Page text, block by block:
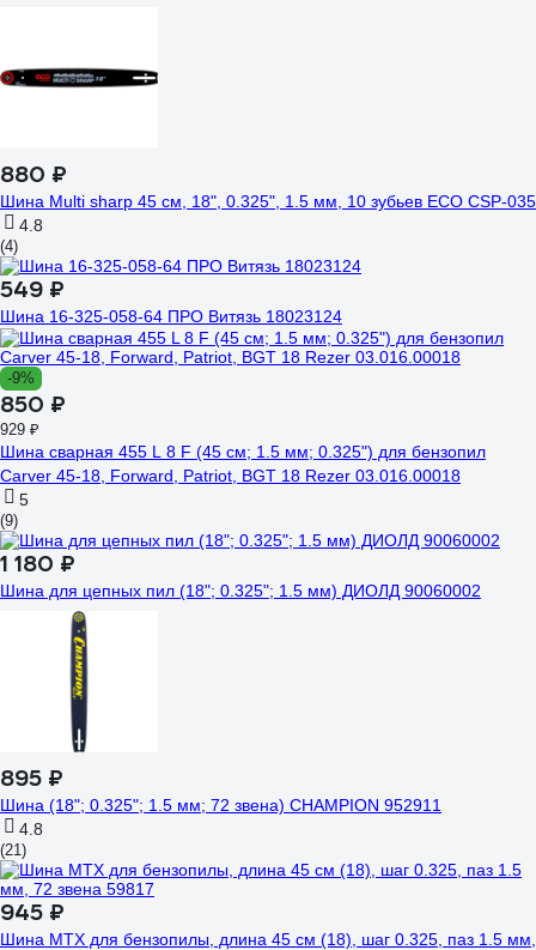
880 ₽
Шина Multi sharp 45 см, 18", 0.325", 1.5 мм, 10 зубьев ECO CSP-035
4.8
(4)
549 ₽
Шина 16-325-058-64 ПРО Витязь 18023124
-9%
850 ₽
929 ₽
Шина сварная 455 L 8 F (45 см; 1.5 мм; 0.325") для бензопил
Carver 45-18, Forward, Patriot, BGT 18 Rezer 03.016.00018
5
(9)
1 180 ₽
Шина для цепных пил (18"; 0.325"; 1.5 мм) ДИОЛД 90060002
895 ₽
Шина (18"; 0.325"; 1.5 мм; 72 звена) CHAMPION 952911
4.8
(21)
945 ₽
Шина MTX для бензопилы, длина 45 см (18), шаг 0.325, паз 1.5 мм,